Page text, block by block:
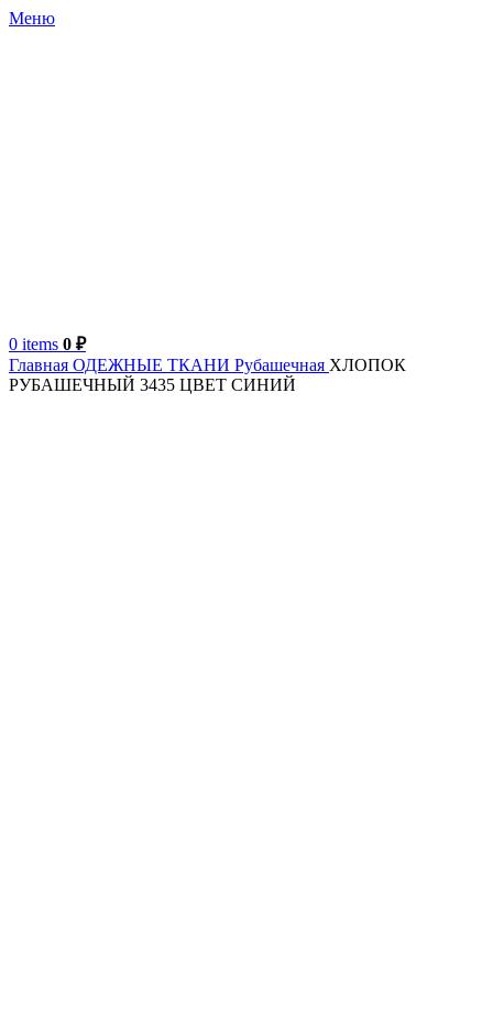
Меню
0 items 0 ₽
Главная ОДЕЖНЫЕ ТКАНИ Рубашечная ХЛОПОК
РУБАШЕЧНЫЙ 3435 ЦВЕТ СИНИЙ